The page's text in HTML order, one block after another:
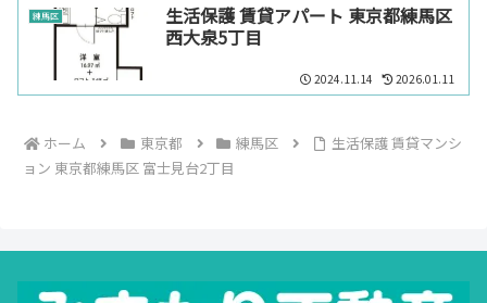
練馬区
生活保護 賃貸アパート 東京都練馬区
西大泉5丁目
2024.11.14 2026.01.11
ホーム 東京都 練馬区
生活保護 賃貸マンシ
ョン 東京都練馬区 富士見台2丁目